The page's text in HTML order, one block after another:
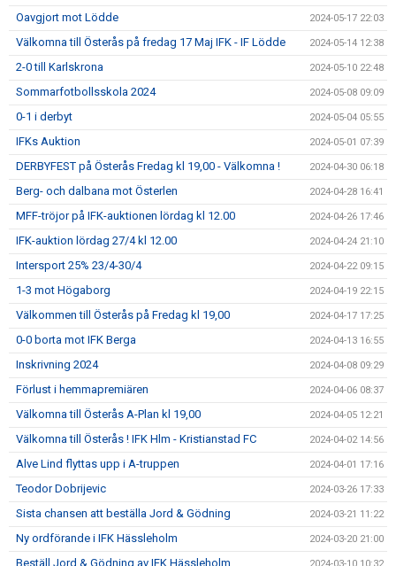
Oavgjort mot Lödde 2024-05-17 22:03
Välkomna till Österås på fredag 17 Maj IFK - IF Lödde 2024-05-14 12:38
2-0 till Karlskrona 2024-05-10 22:48
Sommarfotbollsskola 2024 2024-05-08 09:09
0-1 i derbyt 2024-05-04 05:55
IFKs Auktion 2024-05-01 07:39
DERBYFEST på Österås Fredag kl 19,00 - Välkomna ! 2024-04-30 06:18
Berg- och dalbana mot Österlen 2024-04-28 16:41
MFF-tröjor på IFK-auktionen lördag kl 12.00 2024-04-26 17:46
IFK-auktion lördag 27/4 kl 12.00 2024-04-24 21:10
Intersport 25% 23/4-30/4 2024-04-22 09:15
1-3 mot Högaborg 2024-04-19 22:15
Välkommen till Österås på Fredag kl 19,00 2024-04-17 17:25
0-0 borta mot IFK Berga 2024-04-13 16:55
Inskrivning 2024 2024-04-08 09:29
Förlust i hemmapremiären 2024-04-06 08:37
Välkomna till Österås A-Plan kl 19,00 2024-04-05 12:21
Välkomna till Österås ! IFK Hlm - Kristianstad FC 2024-04-02 14:56
Alve Lind flyttas upp i A-truppen 2024-04-01 17:16
Teodor Dobrijevic 2024-03-26 17:33
Sista chansen att beställa Jord & Gödning 2024-03-21 11:22
Ny ordförande i IFK Hässleholm 2024-03-20 21:00
Beställ Jord & Gödning av IFK Hässleholm